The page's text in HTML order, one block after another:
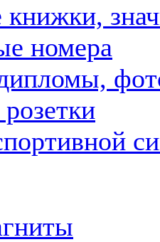
книжки,
номера